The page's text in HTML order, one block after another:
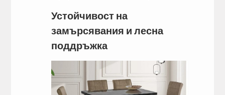
Устойчивост на
замърсявания и лесна
поддръжка